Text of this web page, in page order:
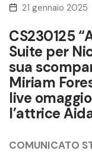
21 gennaio 2025
CS230125
Suite per
sua
Miriam
live
l’attrice
COMUNICATO